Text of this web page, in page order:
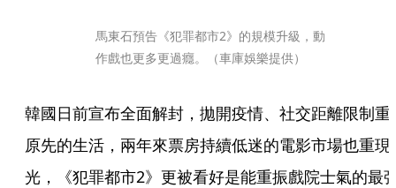
馬東石預告《犯罪都市2》的規模升級，動
作戲也更多更過癮。（車庫娛樂提供）
韓國日前宣布全面解封，拋開疫情、社交距離限制重
原先的生活，兩年來票房持續低迷的電影市場也重現
光，《犯罪都市2》更被看好是能重振戲院士氣的最